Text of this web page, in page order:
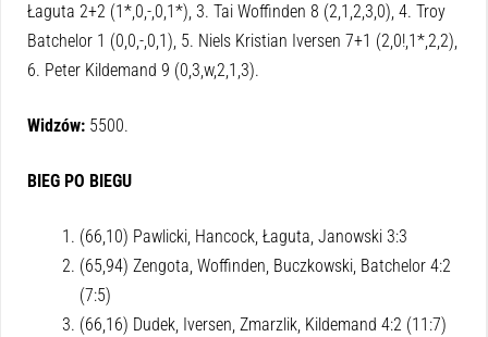
Łaguta 2+2 (1*,0,-,0,1*), 3. Tai Woffinden 8 (2,1,2,3,0), 4. Troy
Batchelor 1 (0,0,-,0,1), 5. Niels Kristian Iversen 7+1 (2,0!,1*,2,2),
6. Peter Kildemand 9 (0,3,w,2,1,3).
Widzów: 5500.
BIEG PO BIEGU
(66,10) Pawlicki, Hancock, Łaguta, Janowski 3:3
(65,94) Zengota, Woffinden, Buczkowski, Batchelor 4:2
(7:5)
(66,16) Dudek, Iversen, Zmarzlik, Kildemand 4:2 (11:7)